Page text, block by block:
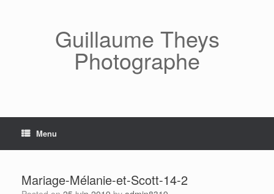
Guillaume Theys
Photographe
Menu
Mariage-Mélanie-et-Scott-14-2